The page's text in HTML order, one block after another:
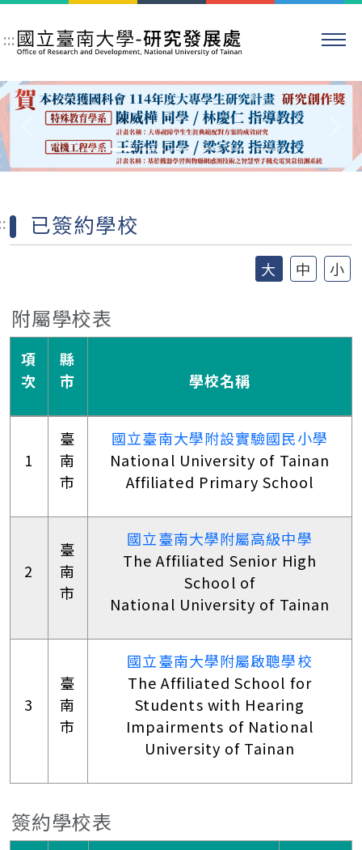
跳到主要內容區塊
:::
Previous
已簽約學校
大 中 小
附屬學校表
項
次
縣
市
學校名稱
1
臺
南
市
國立臺南大學附設實驗國民小學
National University of Tainan
Affiliated Primary School
2
臺
南
市
國立臺南大學附屬高級中學
The Affiliated Senior High
School of
National University of Tainan
3
臺
南
市
國立臺南大學附屬啟聰學校
The Affiliated School for
Students with Hearing
Impairments of National
University of Tainan
簽約學校表